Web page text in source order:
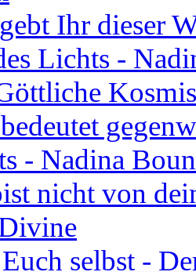
Ihr dieser
Lichts -
- Nadina Boun
nicht von
selbst -